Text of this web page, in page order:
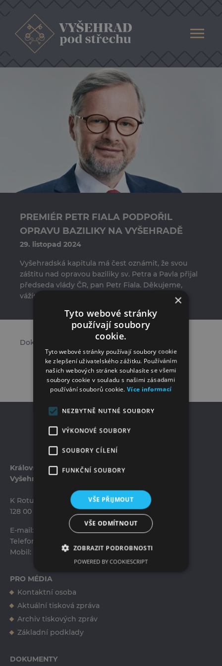
PREMIÉR PETR FIALA PODPOŘIL
OPRAVU BAZILIKY NA VYŠEHRADĚ
29. listopad 2024
Vyšehradská kapitula má čest oznámit, že svou
záštitu nad opravou baziliky sv. Petra a Pavla přijal
předseda vlády ČR, pan Petr Fiala. Děkujeme,
vážíme si této podpory.
Dokument ke stažení
ZPĚT NA SEZNAM
Královská kolegiátní kapitula sv. Petra a Pavla na
Vyšehradě
K Rotundě 100/10
128 00 Praha 2-Vyšehrad
E-mail:
info@kkvys.cz
Telefon:
Mobil:
+420 602 495 518
PRO MÉDIA
Kontaktní osoba
Ing. Erika Tučková
erika.tuckova@kkvys.cz
Aktuální tisková zpráva
Archiv tiskových zpráv
Základní podklady
DOKUMENTY
×
Tyto webové stránky
používají soubory
cookie.
Tyto webové stránky používají soubory cookie
ke zlepšení uživatelského zážitku. Používáním
našich webových stránek souhlasíte se všemi
soubory cookie v souladu s našimi zásadami
používání souborů cookie.Více informací
NEZBYTNĚ NUTNÉ SOUBORY
VÝKONOVÉ SOUBORY
SOUBORY CÍLENÍ
FUNKČNÍ SOUBORY
VŠE PŘIJMOUT
VŠE ODMÍTNOUT
ZOBRAZIT PODROBNOSTI
POWERED BY COOKIESCRIPT